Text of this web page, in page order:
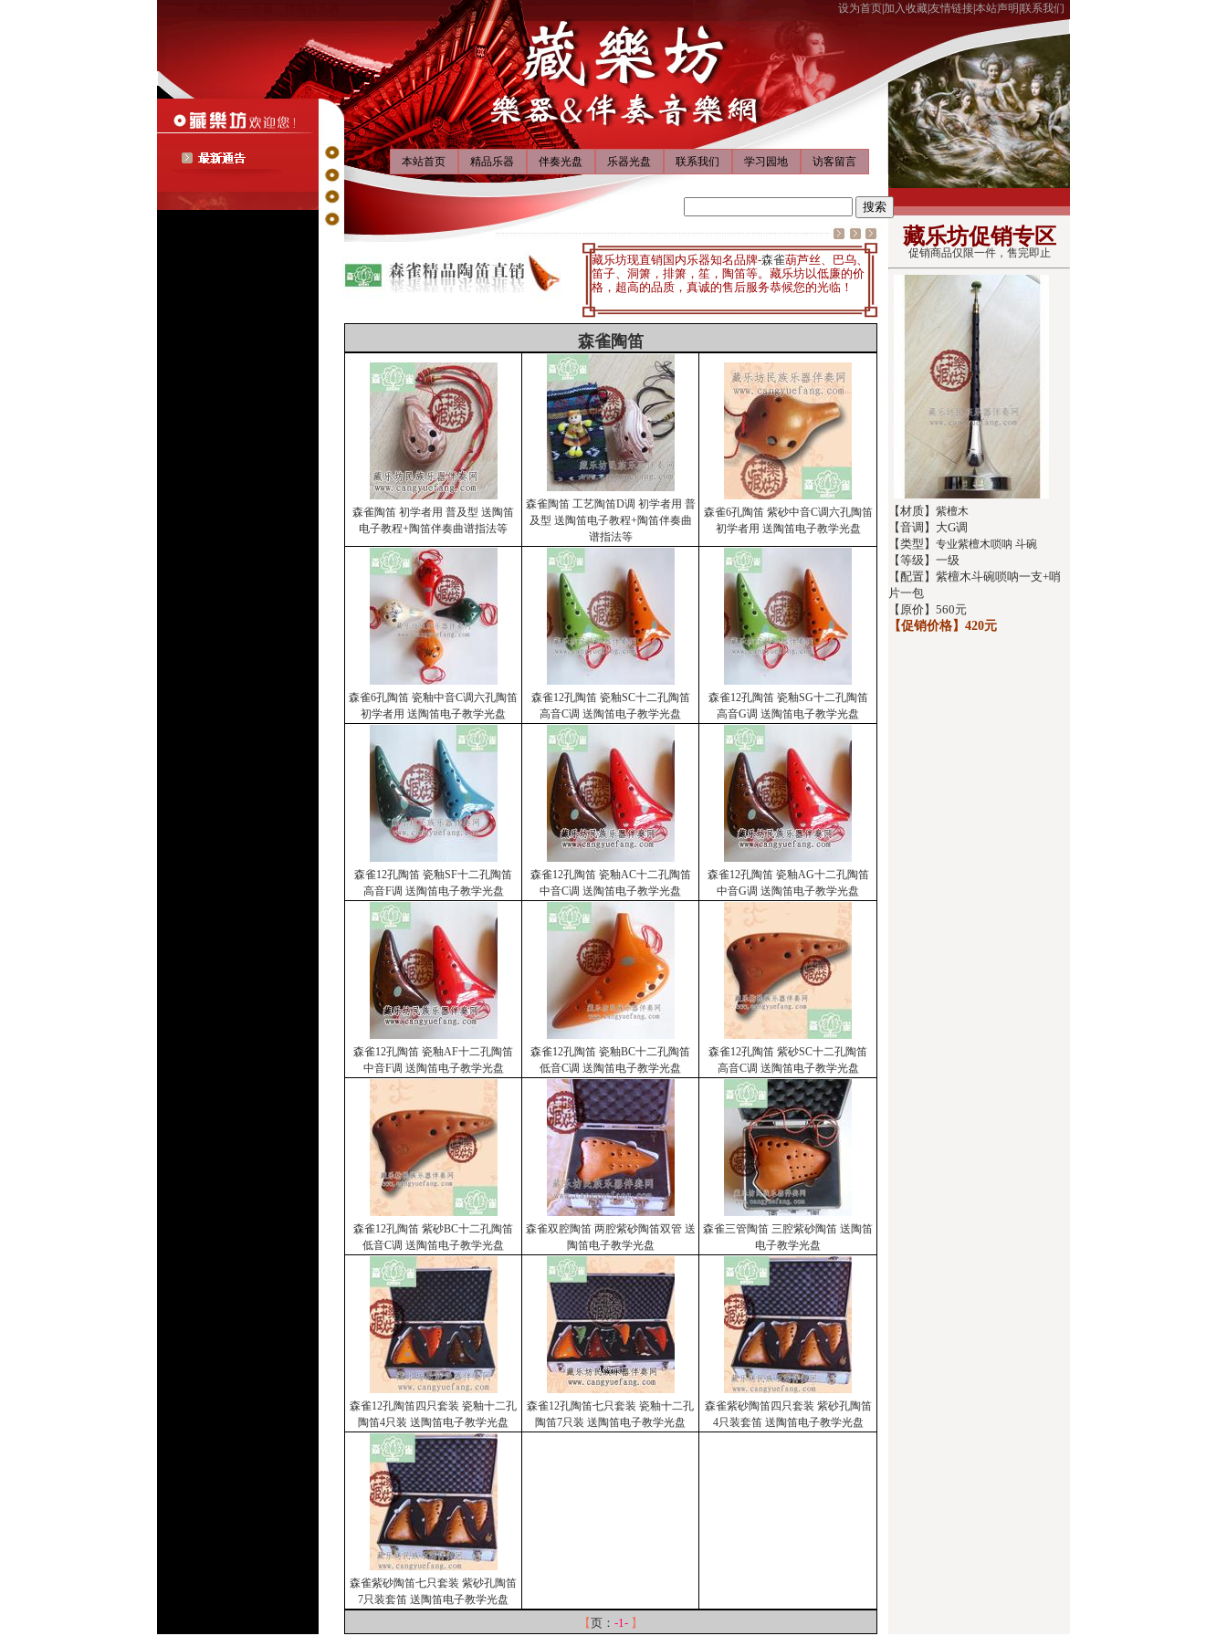
设为首页 加入收藏友情链接本站声明 联系我们
本站首页 精品乐器 伴奏光盘 乐器光盘 联系我们 学习园地 访客留言
藏乐坊现直销国内乐器知名品牌-森雀葫芦丝、巴乌、
笛子、洞箫，排箫，笙，陶笛等。藏乐坊以低廉的价
格，超高的品质，真诚的售后服务恭候您的光临！
森雀陶笛
森雀陶笛 初学者用 普及型 送陶笛
电子教程+陶笛伴奏曲谱指法等
森雀陶笛 工艺陶笛D调 初学者用 普
及型 送陶笛电子教程+陶笛伴奏曲
谱指法等
森雀6孔陶笛 紫砂中音C调六孔陶笛
初学者用 送陶笛电子教学光盘
森雀6孔陶笛 瓷釉中音C调六孔陶笛
初学者用 送陶笛电子教学光盘
森雀12孔陶笛 瓷釉SC十二孔陶笛
高音C调 送陶笛电子教学光盘
森雀12孔陶笛 瓷釉SG十二孔陶笛
高音G调 送陶笛电子教学光盘
森雀12孔陶笛 瓷釉SF十二孔陶笛
高音F调 送陶笛电子教学光盘
森雀12孔陶笛 瓷釉AC十二孔陶笛
中音C调 送陶笛电子教学光盘
森雀12孔陶笛 瓷釉AG十二孔陶笛
中音G调 送陶笛电子教学光盘
森雀12孔陶笛 瓷釉AF十二孔陶笛
中音F调 送陶笛电子教学光盘
森雀12孔陶笛 瓷釉BC十二孔陶笛
低音C调 送陶笛电子教学光盘
森雀12孔陶笛 紫砂SC十二孔陶笛
高音C调 送陶笛电子教学光盘
森雀12孔陶笛 紫砂BC十二孔陶笛
低音C调 送陶笛电子教学光盘
森雀双腔陶笛 两腔紫砂陶笛双管 送
陶笛电子教学光盘
森雀三管陶笛 三腔紫砂陶笛 送陶笛
电子教学光盘
森雀12孔陶笛四只套装 瓷釉十二孔
陶笛4只装 送陶笛电子教学光盘
森雀12孔陶笛七只套装 瓷釉十二孔
陶笛7只装 送陶笛电子教学光盘
森雀紫砂陶笛四只套装 紫砂孔陶笛
4只装套笛 送陶笛电子教学光盘
森雀紫砂陶笛七只套装 紫砂孔陶笛
7只装套笛 送陶笛电子教学光盘
【页： -1- 】
藏乐坊促销专区
促销商品仅限一件，售完即止
【材质】 紫檀木
【音调】大G调
【类型】 专业紫檀木唢呐 斗碗
【等级】一级
【配置】紫檀木斗碗唢呐一支+哨
片一包
【原价】560元
【促销价格】420元